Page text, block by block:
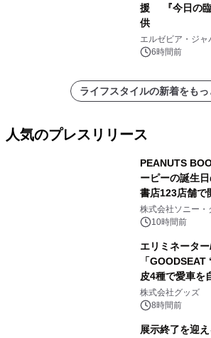
援 『今日の臨
供
エルゼビア・ジャ
6時間前
ライフスタイルの新着をもっ
人気のプレスリリース
PEANUTS
ーピーの誕生
書店123店舗で
株式会社ソニー・
10時間前
エリミネータ
「
皮4種で愛車を
株式会社グッズ
8時間前
展示終了を迎